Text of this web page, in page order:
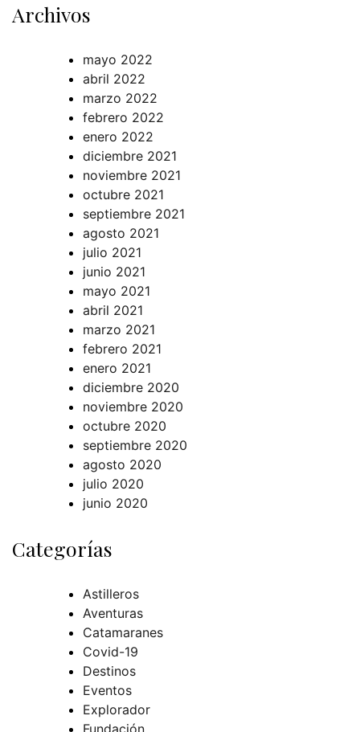
Archivos
mayo 2022
abril 2022
marzo 2022
febrero 2022
enero 2022
diciembre 2021
noviembre 2021
octubre 2021
septiembre 2021
agosto 2021
julio 2021
junio 2021
mayo 2021
abril 2021
marzo 2021
febrero 2021
enero 2021
diciembre 2020
noviembre 2020
octubre 2020
septiembre 2020
agosto 2020
julio 2020
junio 2020
Categorías
Astilleros
Aventuras
Catamaranes
Covid-19
Destinos
Eventos
Explorador